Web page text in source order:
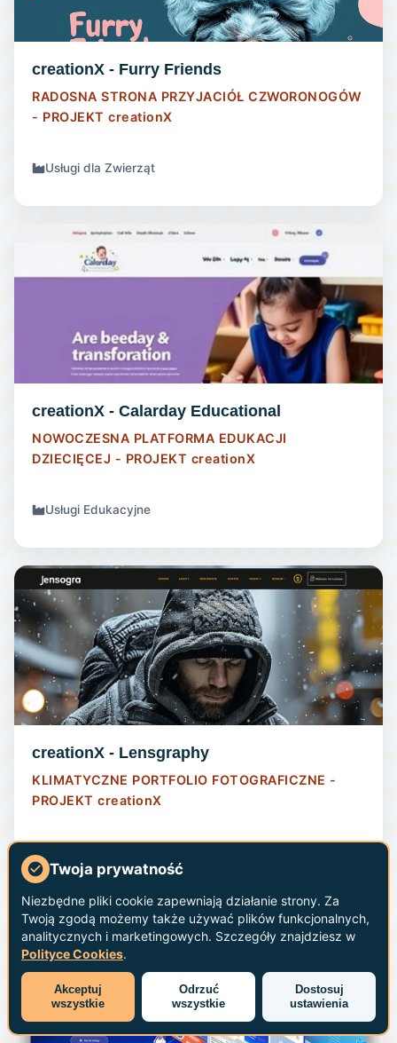
creationX - Furry Friends
RADOSNA STRONA PRZYJACIÓŁ CZWORONOGÓW
- PROJEKT creationX
Usługi dla Zwierząt
STRONA INTERNETOWA
creationX - Calarday Educational
NOWOCZESNA PLATFORMA EDUKACJI
DZIECIĘCEJ - PROJEKT creationX
Usługi Edukacyjne
STRONA INTERNETOWA
creationX - Lensgraphy
KLIMATYCZNE PORTFOLIO FOTOGRAFICZNE -
PROJEKT creationX
STRONA INTERNETOWA
Twoja prywatność
Niezbędne pliki cookie zapewniają działanie strony. Za
Twoją zgodą możemy także używać plików funkcjonalnych,
analitycznych i marketingowych. Szczegóły znajdziesz w
Polityce Cookies.
Akceptuj
wszystkie
Odrzuć
wszystkie
Dostosuj
ustawienia